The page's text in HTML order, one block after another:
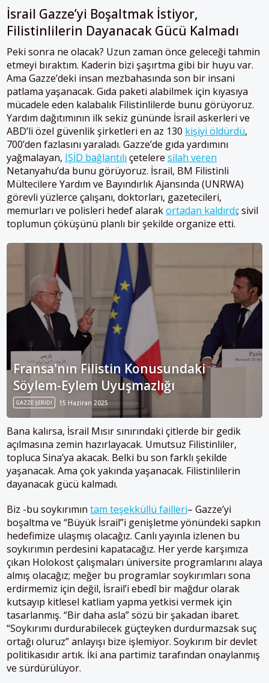
İsrail Gazze’yi Boşaltmak İstiyor,
Filistinlilerin Dayanacak Gücü Kalmadı
Peki sonra ne olacak? Uzun zaman önce geleceği tahmin
etmeyi bıraktım. Kaderin bizi şaşırtma gibi bir huyu var.
Ama Gazze’deki insan mezbahasında son bir insani
patlama yaşanacak. Gıda paketi alabilmek için kıyasıya
mücadele eden kalabalık Filistinlilerde bunu görüyoruz.
Yardım dağıtımının ilk sekiz gününde İsrail askerleri ve
ABD’li özel güvenlik şirketleri en az 130 kişiyi öldürdü,
700’den fazlasını yaraladı. Gazze’de gıda yardımını
yağmalayan, IŞİD bağlantılı çetelere silah veren
Netanyahu’da bunu görüyoruz. İsrail, BM Filistinli
Mültecilere Yardım ve Bayındırlık Ajansında (UNRWA)
görevli yüzlerce çalışanı, doktorları, gazetecileri,
memurları ve polisleri hedef alarakortadan kaldırdı; sivil
toplumun çöküşünü planlı bir şekilde organize etti.
Fransa'nın Filistin Konusundaki
Söylem-Eylem Uyuşmazlığı
GAZZE ŞERIDI 15 Haziran 2025
Bana kalırsa, İsrail Mısır sınırındaki çitlerde bir gedik
açılmasına zemin hazırlayacak. Umutsuz Filistinliler,
topluca Sina’ya akacak. Belki bu son farklı şekilde
yaşanacak. Ama çok yakında yaşanacak. Filistinlilerin
dayanacak gücü kalmadı.
Biz -bu soykırımın tam teşekküllü failleri– Gazze’yi
boşaltma ve “Büyük İsrail”i genişletme yönündeki sapkın
hedefimize ulaşmış olacağız. Canlı yayınla izlenen bu
soykırımın perdesini kapatacağız. Her yerde karşımıza
çıkan Holokost çalışmaları üniversite programlarını alaya
almış olacağız; meğer bu programlar soykırımları sona
erdirmemiz için değil, İsrail’i ebedî bir mağdur olarak
kutsayıp kitlesel katliam yapma yetkisi vermek için
tasarlanmış. “Bir daha asla” sözü bir şakadan ibaret.
“Soykırımı durdurabilecek güçteyken durdurmazsak suç
ortağı oluruz” anlayışı bize işlemiyor. Soykırım bir devlet
politikasıdır artık. İki ana partimiz tarafından onaylanmış
ve sürdürülüyor.